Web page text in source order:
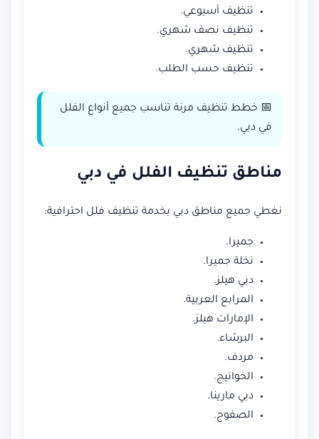
تنظيف أسبوعي.
تنظيف نصف شهري.
تنظيف شهري.
تنظيف حسب الطلب.
📅 خطط تنظيف مرنة تناسب جميع أنواع الفلل
في دبي.
مناطق تنظيف الفلل في دبي
نغطي جميع مناطق دبي بخدمة تنظيف فلل احترافية:
جميرا.
نخلة جميرا.
دبي هيلز.
المرابع العربية.
الإمارات هيلز.
البرشاء.
مردف.
الخوانيج.
دبي مارينا.
الصفوح.